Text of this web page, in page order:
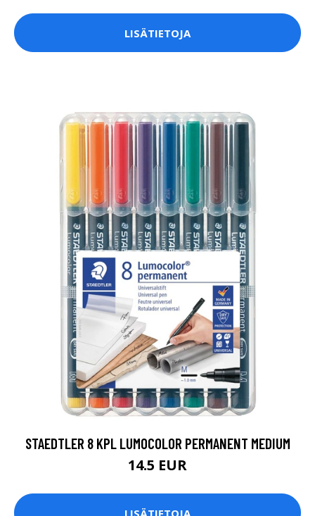
LISÄTIETOJA
STAEDTLER 8 KPL LUMOCOLOR PERMANENT MEDIUM
14.5 EUR
LISÄTIETOJA